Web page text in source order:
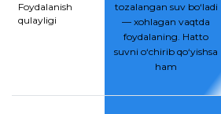
Foydalanish
qulayligi
tozalangan suv bo‘ladi
— xohlagan vaqtda
foydalaning. Hatto
suvni o‘chirib qo‘yishsa
ham